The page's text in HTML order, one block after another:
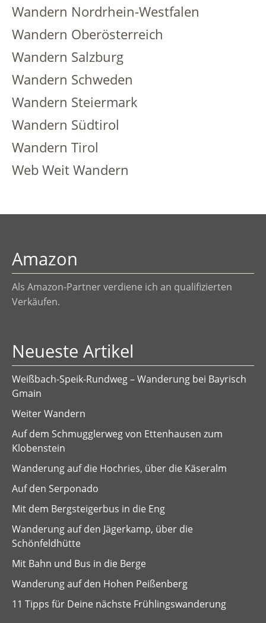
Wandern Nordrhein-Westfalen
Wandern Oberösterreich
Wandern Salzburg
Wandern Schweden
Wandern Steiermark
Wandern Südtirol
Wandern Tirol
Web Weit Wandern
Amazon
Als Amazon-Partner verdiene ich an qualifizierten
Verkäufen.
Neueste Artikel
Weißbach-Speik-Rundweg – Wanderung bei Bayrisch
Gmain
Weiter Wandern
Auf dem Schmugglerweg von Ettenhausen zum
Klobenstein
Wanderung auf die Hochries, über die Käseralm
Auf den Serponado
Mit dem Bergsteigerbus in die Eng
Wanderung auf den Jägerkamp, über die
Schönfeldhütte
Mit Bahn und Bus in die Berge
Wanderung auf den Hohen Peißenberg
11 Tipps für Deine nächste Frühlingswanderung